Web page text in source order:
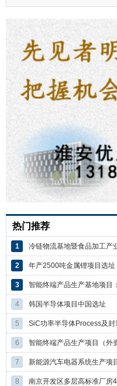
热门推荐
1 冷链物流基地暨食品加工产
2 年产2500吨金属锂项目选址
3 智能终端产品生产基地项目
4 韩国半导体项目中国选址
5 SiC功率半导体Process及封
6 智能终端产品生产项目（外
7 新能源汽车电器系统生产项
8 南京开发区多层高标准厂房